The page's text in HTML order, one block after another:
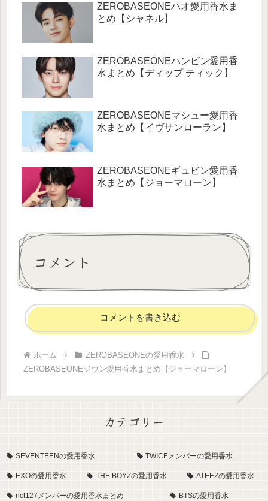
ZEROBASEONEハオ愛用香水ま
とめ【シャネル】
ZEROBASEONEハンビン愛用香
水まとめ【ディップ ティック】
ZEROBASEONEマシュー愛用香
水まとめ【イヴサンローラン】
ZEROBASEONEギュビン愛用香
水まとめ【ジョーマローン】
コメント
コメントを書き込む
ホーム
ZEROBASEONEの愛用香水
ZEROBASEONEジウン愛用香水まとめ【ジョーマローン】
カテゴリー
SEVENTEENの愛用香水 TWICEメンバーの愛用香水
EXOの愛用香水 THE BOYZの愛用香水 ATEEZの愛用香水
nct127メンバーの愛用香水まとめ BTSの愛用香水